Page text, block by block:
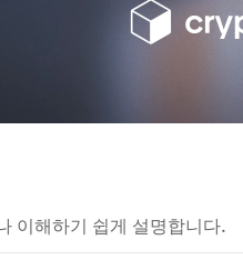
이해하기 쉽게 설명합니다.